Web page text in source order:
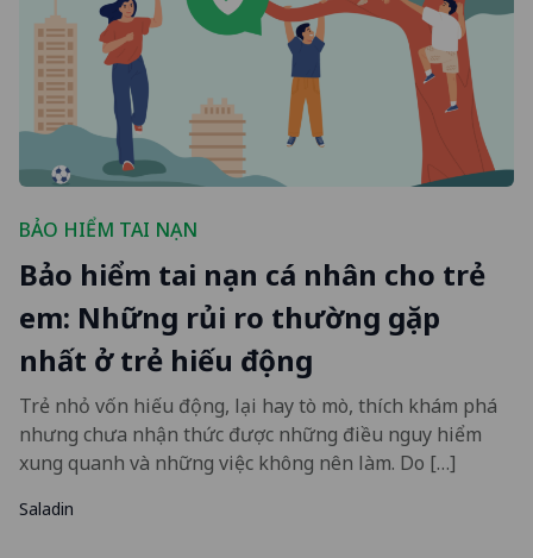
BẢO HIỂM TAI NẠN
Bảo hiểm tai nạn cá nhân cho trẻ
em: Những rủi ro thường gặp
nhất ở trẻ hiếu động
Trẻ nhỏ vốn hiếu động, lại hay tò mò, thích khám phá
nhưng chưa nhận thức được những điều nguy hiểm
xung quanh và những việc không nên làm. Do […]
Saladin